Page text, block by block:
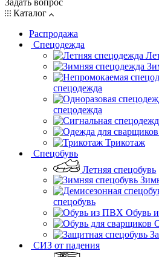
Каталог
Распродажа
Спецодежда
спецодежда
спецодежда
Трикотаж
Спецобувь
Летняя спецобувь
спецобувь
Обувь
СИЗ от падения